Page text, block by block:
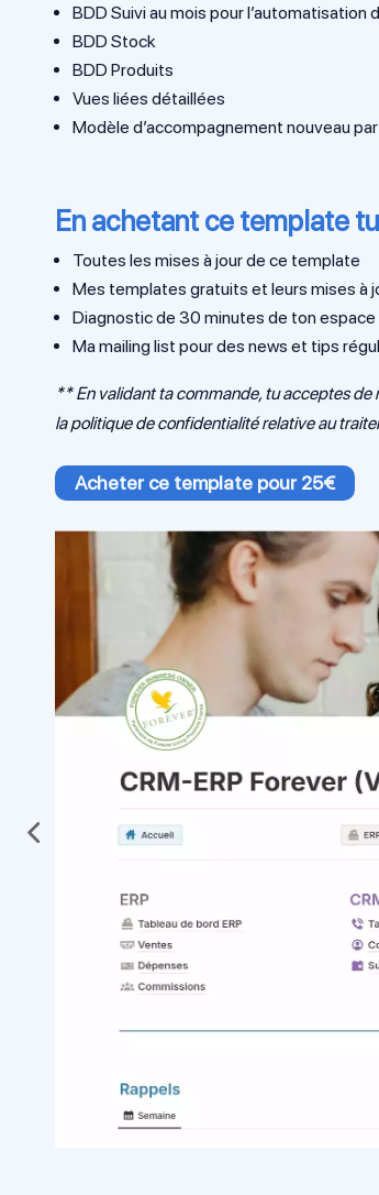
BDD Suivi au mois pour l’automatisation
BDD Stock
BDD Produits
Vues liées détaillées
Modèle d’accompagnement nouveau
En achetant ce template
Toutes les mises à jour de ce template
Mes templates gratuits et leurs mises à
Diagnostic de 30 minutes de ton
Ma mailing list pour des news et tips
** En validant ta commande, tu acceptes de
la politique de confidentialité relative au
Acheter ce template pour 25€